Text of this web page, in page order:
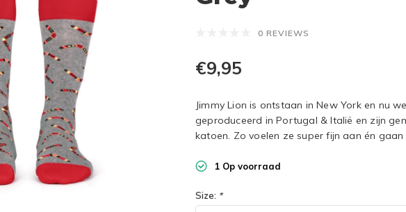
0 REVIEWS
€9,95
Jimmy Lion is ontstaan in New York en nu
geproduceerd in Portugal & Italië en zijn
katoen. Zo voelen ze super fijn aan én gaan
1 Op voorraad
Size: *